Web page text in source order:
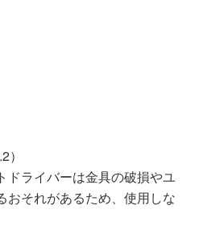
ドライバーは金具の破損やユ
おそれがあるため、使用しな